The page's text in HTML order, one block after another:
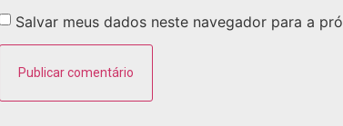
Salvar meus dados neste navegador para a